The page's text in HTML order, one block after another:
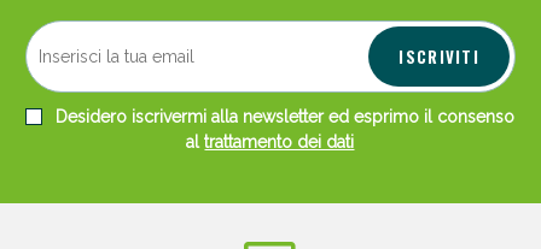
ISCRIVITI
Desidero iscrivermi alla newsletter ed esprimo il consenso
altrattamento dei dati